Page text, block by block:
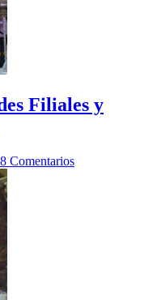
Filiales y
Comentarios